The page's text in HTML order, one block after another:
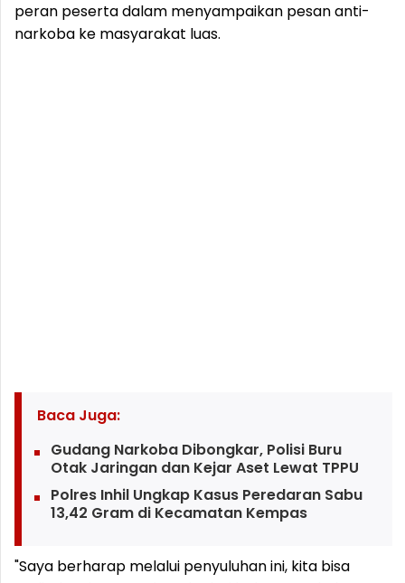
peran peserta dalam menyampaikan pesan anti-
narkoba ke masyarakat luas.
Baca Juga:
Gudang Narkoba Dibongkar, Polisi Buru
Otak Jaringan dan Kejar Aset Lewat TPPU
Polres Inhil Ungkap Kasus Peredaran Sabu
13,42 Gram di Kecamatan Kempas
"Saya berharap melalui penyuluhan ini, kita bisa